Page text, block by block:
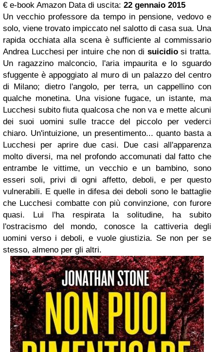
€ e-book Amazon Data di uscita: 22 gennaio 2015
Un vecchio professore da tempo in pensione, vedovo e
solo, viene trovato impiccato nel salotto di casa sua. Una
rapida occhiata alla scena è sufficiente al commissario
Andrea Lucchesi per intuire che non di suicidiosi tratta.
Un ragazzino malconcio, l'aria impaurita e lo sguardo
sfuggente è appoggiato al muro di un palazzo del centro
di Milano; dietro l'angolo, per terra, un cappellino con
qualche monetina. Una visione fugace, un istante, ma
Lucchesi subito fiuta qualcosa che non va e mette alcuni
dei suoi uomini sulle tracce del piccolo per vederci
chiaro. Un'intuizione, un presentimento... quanto basta a
Lucchesi per aprire due casi. Due casi all'apparenza
molto diversi, ma nel profondo accomunati dal fatto che
entrambe le vittime, un vecchio e un bambino, sono
esseri soli, privi di ogni affetto, deboli, e per questo
vulnerabili. E quelle in difesa dei deboli sono le battaglie
che Lucchesi combatte con più convinzione, con furore
quasi. Lui l'ha respirata la solitudine, ha subito
l'ostracismo del mondo, conosce la cattiveria degli
uomini verso i deboli, e vuole giustizia. Se non per se
stesso, almeno per gli altri.